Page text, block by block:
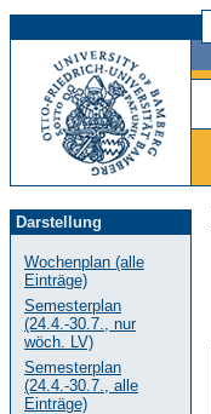
Darstellung
Wochenplan (alle
Einträge)
Semesterplan
(24.4.-30.7., nur
wöch. LV)
Semesterplan
(24.4.-30.7., alle
Einträge)